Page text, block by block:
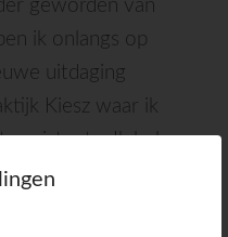
geworden van
ik onlangs op
uitdaging
Kiesz waar ik
Ik heb
het een veelzijdige,